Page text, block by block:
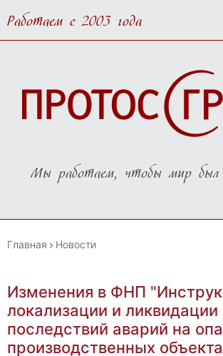
Работаем с 2003 года
Мы работаем, чтобы мир был
Главная Новости
Изменения в ФНП
локализации и ликвидации
последствий аварий на
производственных